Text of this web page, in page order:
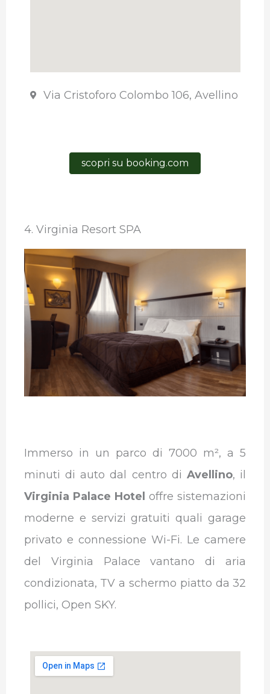
Via Cristoforo Colombo 106, Avellino
scopri su booking.com
4. Virginia Resort SPA
Immerso in un parco di 7000 m², a 5
minuti di auto dal centro diAvellino, il
Virginia Palace Hotel offre sistemazioni
moderne e servizi gratuiti quali garage
privato e connessione Wi-Fi. Le camere
del Virginia Palace vantano di aria
condizionata, TV a schermo piatto da 32
pollici, Open SKY.